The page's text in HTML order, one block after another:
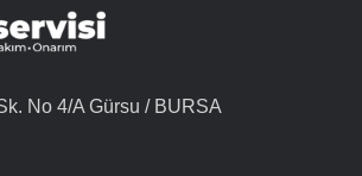
No 4/A Gürsu / BURSA